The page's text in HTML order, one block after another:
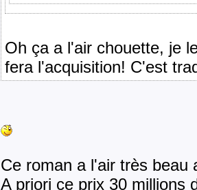
Oh ça a l'air chouette, je
fera l'acquisition! C'est
Ce roman a l'air très beau
A priori ce prix 30 millions